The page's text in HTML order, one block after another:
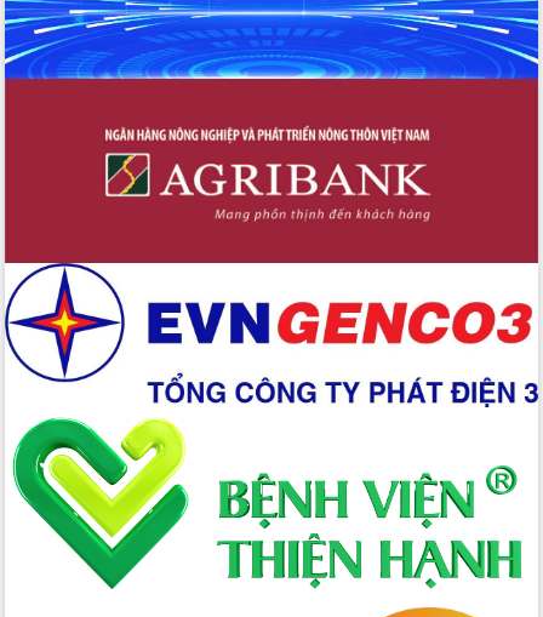
Hồ Thị Nguyên Thảo làm việc tại Trung
tâm Phục vụ hành chính công xã Ea
Phê
Xây dựng nền hành chính số đồng
Giai đoạn 2026-2030, Đắk Lắk phấn
đấu có 77% xã đạt chuẩn nông thôn
Chuyển đổi số 'mở đường' cho nông
Triển khai đồng bộ đo đạc, lập hồ sơ
địa chính, hoàn thiện cơ sở dữ liệu đất
đai
Ứng dụng sinh trắc học - Bước tiến
trong hành trình chuyển đổi số tại Đắk
Đắk Lắk nâng cao hiệu quả công tác
Đảng từ Sổ tay đảng viên điện tử
Đắk Lắk đẩy mạnh nuôi biển công
nghệ, hướng tới phát triển thủy sản
bền vững
Tập huấn nâng cao năng lực triển khai
chuyển đổi số cho cán bộ, công chức